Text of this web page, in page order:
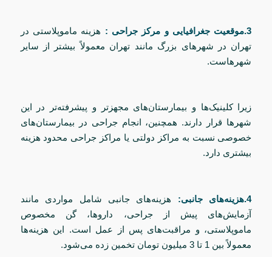
3.موقعیت جغرافیایی و مرکز جراحی :
هزینه ماموپلاستی در
تهران در شهرهای بزرگ مانند تهران معمولاً بیشتر از سایر
شهرهاست.
زیرا کلینیک‌ها و بیمارستان‌های مجهزتر و پیشرفته‌تر در این
شهرها قرار دارند. همچنین، انجام جراحی در بیمارستان‌های
خصوصی نسبت به مراکز دولتی یا مراکز جراحی محدود هزینه
بیشتری دارد.
4.هزینه‌های جانبی:
هزینه‌های جانبی شامل مواردی مانند
آزمایش‌های پیش از جراحی، داروها، گن مخصوص
ماموپلاستی، و مراقبت‌های پس از عمل است. این هزینه‌ها
معمولاً بین 1 تا 3 میلیون تومان تخمین زده می‌شود.